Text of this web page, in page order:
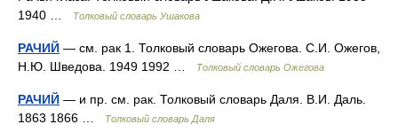
1940 …
Толковый словарь Ушакова
РАЧИЙ — см. рак 1. Толковый словарь Ожегова. С.И. Ожегов,
Н.Ю. Шведова. 1949 1992 …
Толковый словарь Ожегова
РАЧИЙ — и пр. см. рак. Толковый словарь Даля. В.И. Даль.
1863 1866 …
Толковый словарь Даля